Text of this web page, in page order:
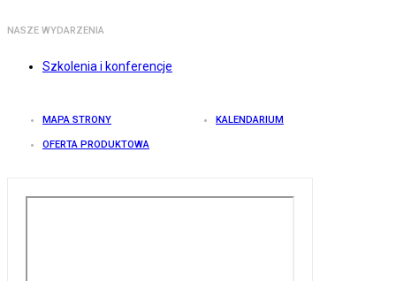
NASZE WYDARZENIA
Szkolenia i konferencje
MAPA STRONY KALENDARIUM
OFERTA PRODUKTOWA